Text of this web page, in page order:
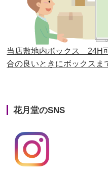
第25回人形供養祭 平
第24回人形供養祭 平
第23回人形供養祭平
第22回人形供養祭平
第20回人形供養祭
第19回人形供養祭
第18回人形供養祭
当店敷地内ボックス 24H
合の良いときにボックスま
花月堂のSNS